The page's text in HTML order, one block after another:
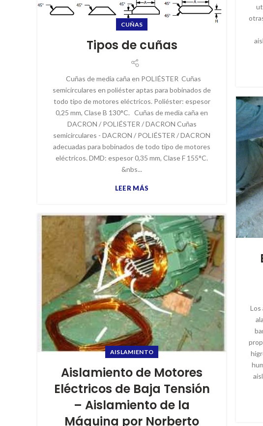
CUÑAS
Tipos de cuñas
Cuñas de media caña en POLIÉSTER Cuñas
semicirculares en poliéster aptas para bobinados de
todo tipo de motores eléctricos. Poliéster: espesor
0,25 mm, Clase B 130°C. Cuñas de media caña en
DACRON / POLIÉSTER / DACRON Cuñas
semicirculares - DACRON / POLIÉSTER / DACRON
adecuadas para bobinados de todo tipo de motores
eléctricos. DMD: espesor 0,35 mm, Clase F 155°C.
&nbs...
LEER MÁS
Los
AISLAMIENTO
Aislamiento de Motores
Eléctricos de Baja Tensión
– Aislamiento de la
Máquina por Norberto